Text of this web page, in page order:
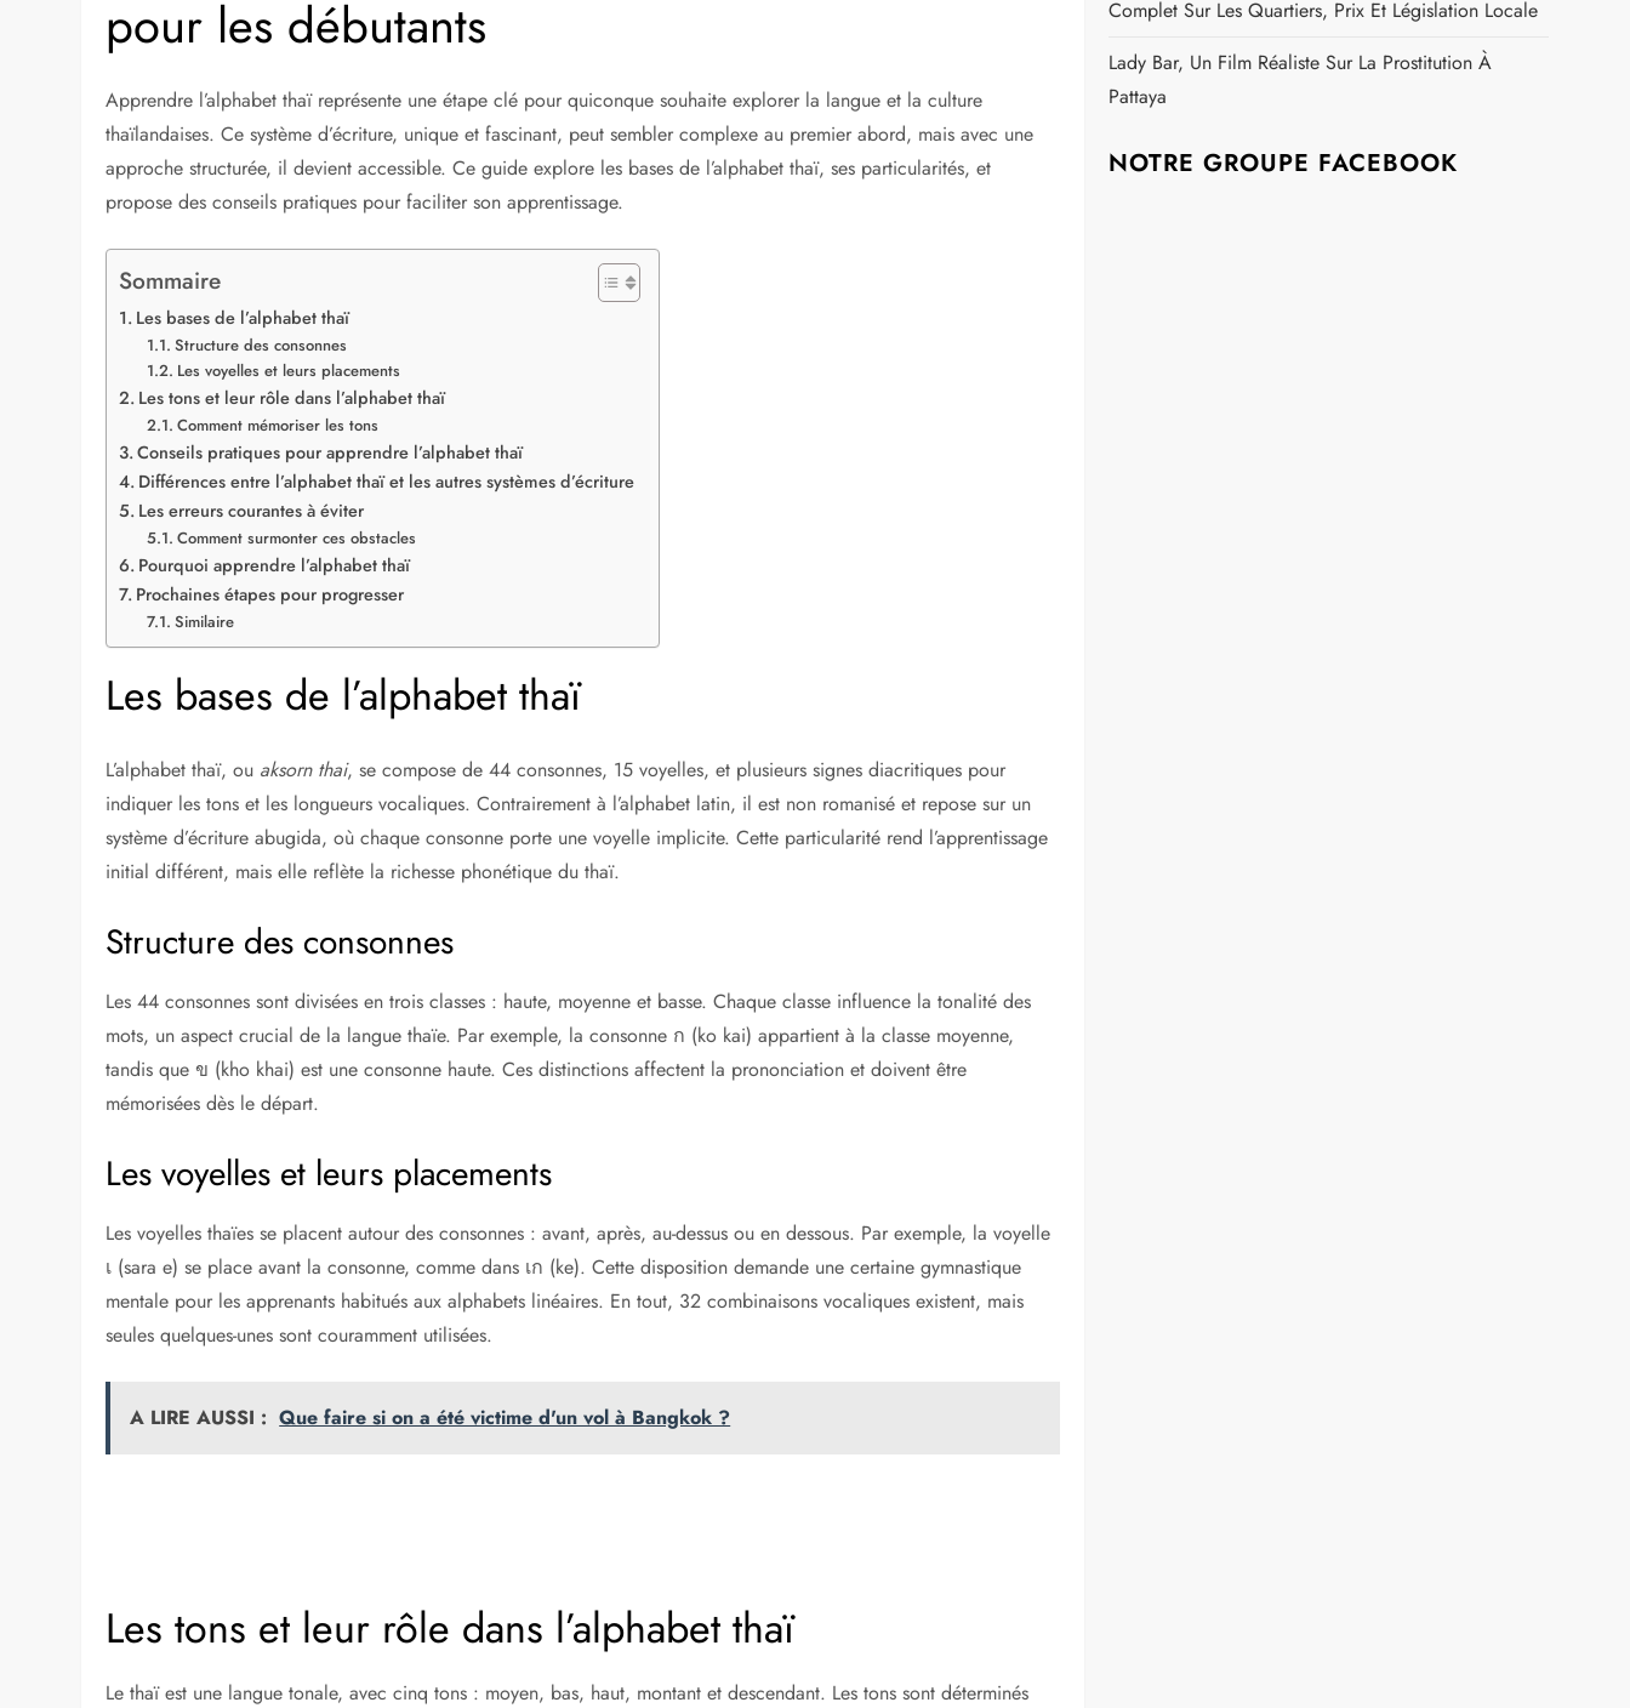
pour les débutants
Apprendre l’alphabet thaï représente une étape clé pour quiconque souhaite explorer la langue et la culture
thaïlandaises. Ce système d’écriture, unique et fascinant, peut sembler complexe au premier abord, mais avec une
approche structurée, il devient accessible. Ce guide explore les bases de l’alphabet thaï, ses particularités, et
propose des conseils pratiques pour faciliter son apprentissage.
Sommaire
Les bases de l’alphabet thaï
Structure des consonnes
Les voyelles et leurs placements
Les tons et leur rôle dans l’alphabet thaï
Comment mémoriser les tons
Conseils pratiques pour apprendre l’alphabet thaï
Différences entre l’alphabet thaï et les autres systèmes d’écriture
Les erreurs courantes à éviter
Comment surmonter ces obstacles
Pourquoi apprendre l’alphabet thaï
Prochaines étapes pour progresser
Similaire
Les bases de l’alphabet thaï
L’alphabet thaï, ou aksorn thai, se compose de 44 consonnes, 15 voyelles, et plusieurs signes diacritiques pour
indiquer les tons et les longueurs vocaliques. Contrairement à l’alphabet latin, il est non romanisé et repose sur un
système d’écriture abugida, où chaque consonne porte une voyelle implicite. Cette particularité rend l’apprentissage
initial différent, mais elle reflète la richesse phonétique du thaï.
Structure des consonnes
Les 44 consonnes sont divisées en trois classes : haute, moyenne et basse. Chaque classe influence la tonalité des
mots, un aspect crucial de la langue thaïe. Par exemple, la consonne ก (ko kai) appartient à la classe moyenne,
tandis que ข (kho khai) est une consonne haute. Ces distinctions affectent la prononciation et doivent être
mémorisées dès le départ.
Les voyelles et leurs placements
Les voyelles thaïes se placent autour des consonnes : avant, après, au-dessus ou en dessous. Par exemple, la voyelle
เ (sara e) se place avant la consonne, comme dans เก (ke). Cette disposition demande une certaine gymnastique
mentale pour les apprenants habitués aux alphabets linéaires. En tout, 32 combinaisons vocaliques existent, mais
seules quelques-unes sont couramment utilisées.
A LIRE AUSSI : Que faire si on a été victime d'un vol à Bangkok ?
Les tons et leur rôle dans l’alphabet thaï
Le thaï est une langue tonale, avec cinq tons : moyen, bas, haut, montant et descendant. Les tons sont déterminés
Complet Sur Les Quartiers, Prix Et Législation Locale
Lady Bar, Un Film Réaliste Sur La Prostitution À
Pattaya
NOTRE GROUPE FACEBOOK